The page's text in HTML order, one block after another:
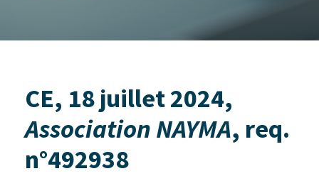
CE, 18 juillet 2024,
Association NAYMA, req.
n°492938